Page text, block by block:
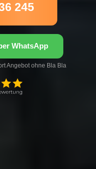
245
WhatsApp
Angebot ohne Bla Bla